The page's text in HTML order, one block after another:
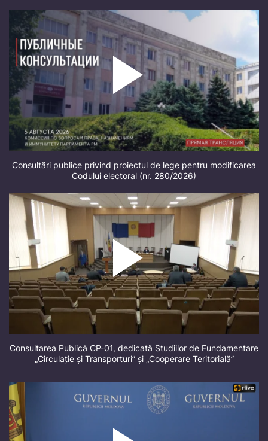
Consultări publice privind proiectul de lege pentru modificarea
Codului electoral (nr. 280/2026)
Consultarea Publică CP-01, dedicată Studiilor de Fundamentare
„Circulație și Transporturi” și „Cooperare Teritorială”